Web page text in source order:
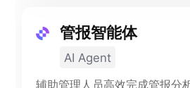
管报智能体
AI Agent
辅助管理人员高效完成管报分